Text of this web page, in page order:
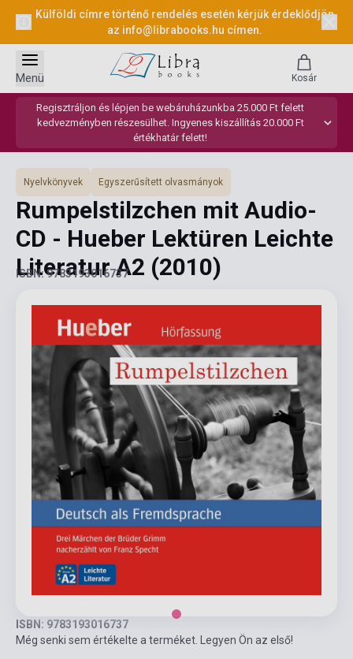
Külföldi címre történő rendelés esetén kérjük érdeklődjön
az info@librabooks.hu címen.
Regisztráljon és lépjen be webáruházunkba 25.000 Ft felett
kedvezményben részesülhet. Ingyenes kiszállítás 20.000 Ft
értékhatár felett!
Menü Kosár
Nyelvkönyvek Egyszerűsített olvasmányok
Rumpelstilzchen mit Audio-
CD - Hueber Lektüren Leichte
Literatur A2 (2010)
ISBN: 9783193016737
ISBN: 9783193016737
Még senki sem értékelte a terméket. Legyen Ön az első!